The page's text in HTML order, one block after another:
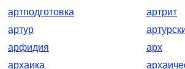
артподготовка
артрит
артур
арфидия
арх
архаика